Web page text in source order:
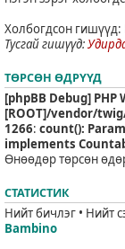
Холбогдсон гишүүд:
Тусгай гишүүд:
ТӨРСӨН ӨДРҮҮД
[phpBB Debug] PHP
[ROOT]/vendor/
1266: count():
implements
Өнөөдөр төрсөн
СТАТИСТИК
Нийт бичлэг • Нийт
Bambino